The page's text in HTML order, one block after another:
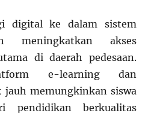
digital ke dalam sistem
meningkatkan akses
di daerah pedesaan.
e-learning dan
jauh memungkinkan siswa
pendidikan berkualitas